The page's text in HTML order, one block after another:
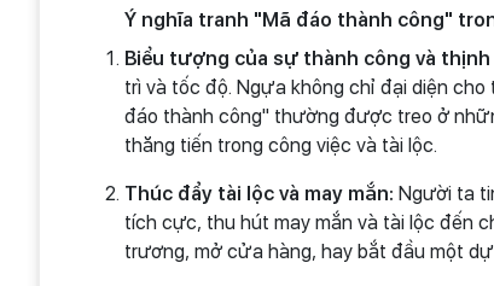
Ý nghĩa tranh "Mã đáo thành công"
Biểu tượng của sự thành công và
trì và tốc độ. Ngựa không chỉ đại diện
đáo thành công" thường được treo ở
thăng tiến trong công việc và tài lộc.
Thúc đẩy tài lộc và may mắn: Người ta
tích cực, thu hút may mắn và tài lộc đến
trương, mở cửa hàng, hay bắt đầu một